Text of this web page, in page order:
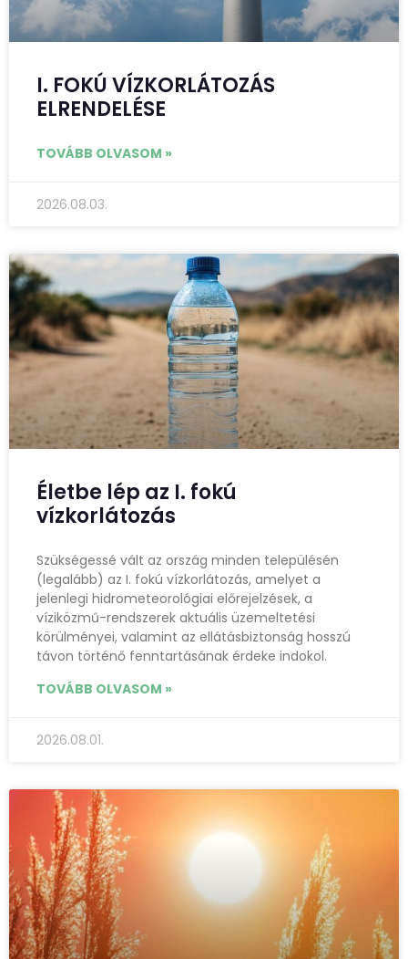
I. FOKÚ VÍZKORLÁTOZÁS
ELRENDELÉSE
TOVÁBB OLVASOM »
2026.08.03.
Életbe lép az I. fokú
vízkorlátozás
Szükségessé vált az ország minden településén
(legalább) az I. fokú vízkorlátozás, amelyet a
jelenlegi hidrometeorológiai előrejelzések, a
víziközmű-rendszerek aktuális üzemeltetési
körülményei, valamint az ellátásbiztonság hosszú
távon történő fenntartásának érdeke indokol.
TOVÁBB OLVASOM »
2026.08.01.